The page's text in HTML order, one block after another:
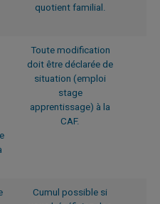
quotient familial.
Toute modification
doit être déclarée de
situation (emploi
stage
apprentissage) à la
CAF.
Cumul possible si